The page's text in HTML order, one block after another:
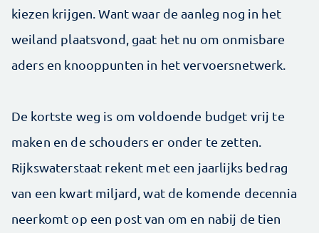
kiezen krijgen. Want waar de aanleg nog in het
weiland plaatsvond, gaat het nu om onmisbare
aders en knooppunten in het vervoersnetwerk.
De kortste weg is om voldoende budget vrij te
maken en de schouders er onder te zetten.
Rijkswaterstaat rekent met een jaarlijks bedrag
van een kwart miljard, wat de komende decennia
neerkomt op een post van om en nabij de tien